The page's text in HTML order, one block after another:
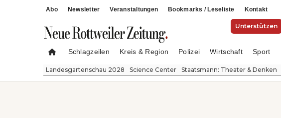
Abo Newsletter Veranstaltungen Bookmarks / Leseliste Kontakt
Unterstützen
Schlagzeilen Kreis & Region Polizei Wirtschaft Sport
Landesgartenschau 2028 Science Center Staatsmann: Theater & Denken